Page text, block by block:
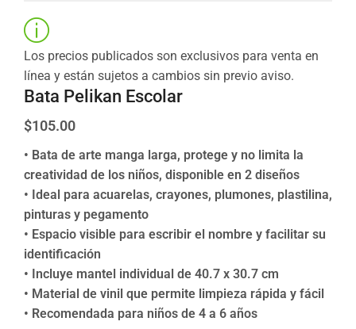
Los precios publicados son exclusivos para venta en
línea y están sujetos a cambios sin previo aviso.
Bata Pelikan Escolar
$105.00
• Bata de arte manga larga, protege y no limita la
creatividad de los niños, disponible en 2 diseños
• Ideal para acuarelas, crayones, plumones, plastilina,
pinturas y pegamento
• Espacio visible para escribir el nombre y facilitar su
identificación
• Incluye mantel individual de 40.7 x 30.7 cm
• Material de vinil que permite limpieza rápida y fácil
• Recomendada para niños de 4 a 6 años